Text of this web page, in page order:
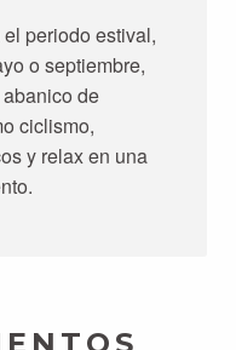
periodo estival,
o septiembre,
de
ciclismo,
y relax en una